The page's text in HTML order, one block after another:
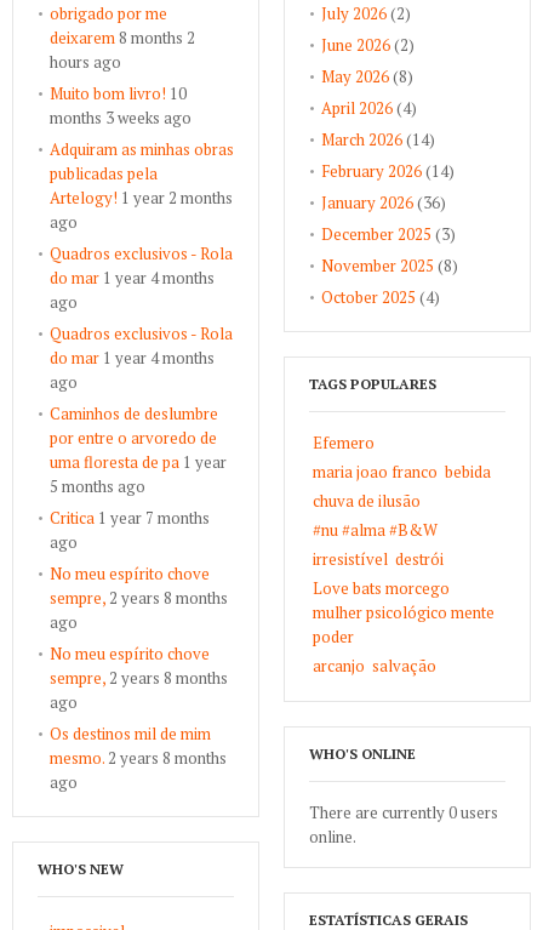
obrigado por me
deixarem8 months 2
hours ago
Muito bom livro! 10
months 3 weeks ago
Adquiram as minhas obras
publicadas pela
Artelogy! 1 year 2 months
ago
Quadros exclusivos - Rola
do mar 1 year 4 months
ago
Quadros exclusivos - Rola
do mar 1 year 4 months
ago
Caminhos de deslumbre
por entre o arvoredo de
uma floresta de pa 1 year
5 months ago
Critica 1 year 7 months
ago
No meu espírito chove
sempre, 2 years 8 months
ago
No meu espírito chove
sempre, 2 years 8 months
ago
Os destinos mil de mim
mesmo. 2 years 8 months
ago
July 2026(2)
June 2026(2)
May 2026(8)
April 2026(4)
March 2026(14)
February 2026(14)
January 2026(36)
December 2025 (3)
November 2025 (8)
October 2025 (4)
TAGS POPULARES
Efemero
maria joao franco bebida
chuva de ilusão
#nu #alma #B&W
irresistível destrói
Love bats morcego
mulher psicológico mente
poder
arcanjo salvação
WHO'S ONLINE
There are currently 0 users
online.
WHO'S NEW
ESTATÍSTICAS GERAIS